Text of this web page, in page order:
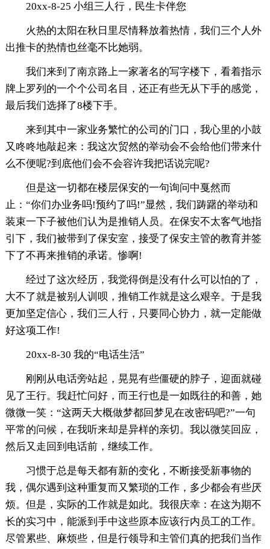
20xx-8-25 小组三人行，民生卡伴您
火热的太阳在秋日里尽情释放着热情，我们三个人外
出推卡的热情也丝毫不比她弱。
我们来到了南京路上一家著名的写字楼下，看着指示
牌上罗列的一个个公司名目，还正有些无从下手的感觉，
最后我们选择了8楼下手。
来到其中一家业务繁忙的公司的门口，我心里的小鼓
又咚咚地敲起来：我这次贸然的举动会不会给他们带来什
么不便呢?到底他们会不会容许我把话说完呢?
但是这一切都在楼层保安的一句询问中戛然而
止：“你们办业务吗!预约了吗!”显然，我们踌躇的举动和
装束一下子被他们认为是推销人员。在保安不太客气地指
引下，我们被带到了保安室，接受了保安主管的教育并签
下了不再来推销的承诺。惨啊!
经过了这次经历，我觉得倒是没有什么可以怕的了，
大不了就是被别人训呗，推销工作就是这么艰辛。于是我
更加坚定信心，我们三人行，只要同心协力，就一定能做
好这项工作!
20xx-8-30 我的“电话生活”
刚刚从电话旁站起，晃晃有些僵硬的脖子，迎面就碰
见了王行。我赶忙问好，而王行也是一如既往的和善，她
微微一笑：“这两天大概做梦都回梦见在改密码吧?”一句
平常的问候，在我听来却是异样的亲切。我以微笑回应，
然后又走回到电话前，继续工作。
习惯于总是每天都有新的变化，不断接受新事物的
我，偶尔遇到这种重复而又繁琐的工作，多少都会有些厌
烦。但是，实际的工作就是如此。我很庆幸：在这为期不
长的实习中，能派到手中这些原本应该行内员工的工作。
尽管累些、麻烦些，但是行领导和主管们真的把我们当作